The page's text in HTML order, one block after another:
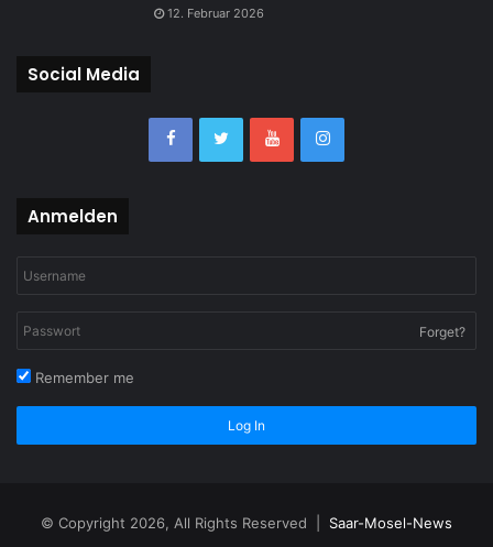
12. Februar 2026
Social Media
Anmelden
Forget?
Remember me
Log In
© Copyright 2026, All Rights Reserved | Saar-Mosel-News